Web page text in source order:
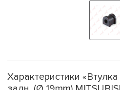
Характеристики